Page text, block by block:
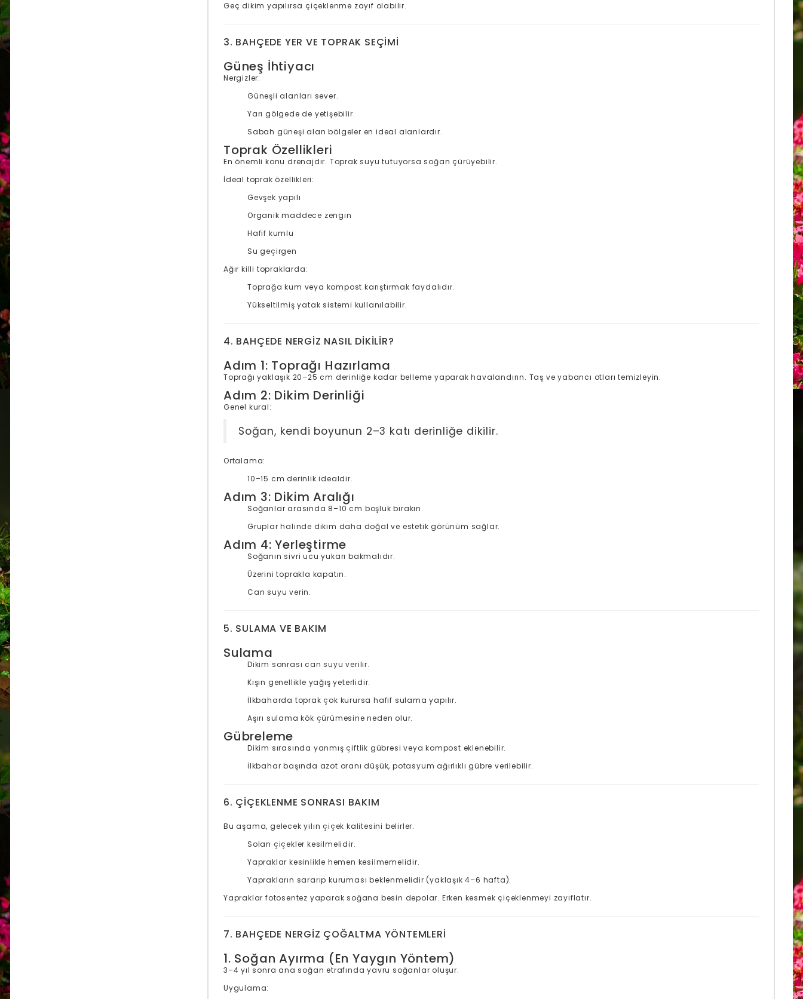
Geç dikim yapılırsa çiçeklenme zayıf olabilir.
3. BAHÇEDE YER VE TOPRAK SEÇIMI
Güneş İhtiyacı
Nergizler:
Güneşli alanları sever.
Yarı gölgede de yetişebilir.
Sabah güneşi alan bölgeler en ideal alanlardır.
Toprak Özellikleri
En önemli konu drenajdır. Toprak suyu tutuyorsa soğan çürüyebilir.
İdeal toprak özellikleri:
Gevşek yapılı
Organik maddece zengin
Hafif kumlu
Su geçirgen
Ağır killi topraklarda:
Toprağa kum veya kompost karıştırmak faydalıdır.
Yükseltilmiş yatak sistemi kullanılabilir.
4. BAHÇEDE NERGIZ NASIL DIKILIR?
Adım 1: Toprağı Hazırlama
Toprağı yaklaşık 20–25 cm derinliğe kadar belleme yaparak havalandırın. Taş ve yabancı otları temizleyin.
Adım 2: Dikim Derinliği
Genel kural:
Soğan, kendi boyunun 2–3 katı derinliğe dikilir.
Ortalama:
10–15 cm derinlik idealdir.
Adım 3: Dikim Aralığı
Soğanlar arasında 8–10 cm boşluk bırakın.
Gruplar halinde dikim daha doğal ve estetik görünüm sağlar.
Adım 4: Yerleştirme
Soğanın sivri ucu yukarı bakmalıdır.
Üzerini toprakla kapatın.
Can suyu verin.
5. SULAMA VE BAKIM
Sulama
Dikim sonrası can suyu verilir.
Kışın genellikle yağış yeterlidir.
İlkbaharda toprak çok kurursa hafif sulama yapılır.
Aşırı sulama kök çürümesine neden olur.
Gübreleme
Dikim sırasında yanmış çiftlik gübresi veya kompost eklenebilir.
İlkbahar başında azot oranı düşük, potasyum ağırlıklı gübre verilebilir.
6. ÇIÇEKLENME SONRASI BAKIM
Bu aşama, gelecek yılın çiçek kalitesini belirler.
Solan çiçekler kesilmelidir.
Yapraklar kesinlikle hemen kesilmemelidir.
Yaprakların sararıp kuruması beklenmelidir (yaklaşık 4–6 hafta).
Yapraklar fotosentez yaparak soğana besin depolar. Erken kesmek çiçeklenmeyi zayıflatır.
7. BAHÇEDE NERGIZ ÇOĞALTMA YÖNTEMLERI
1. Soğan Ayırma (En Yaygın Yöntem)
3–4 yıl sonra ana soğan etrafında yavru soğanlar oluşur.
Uygulama: